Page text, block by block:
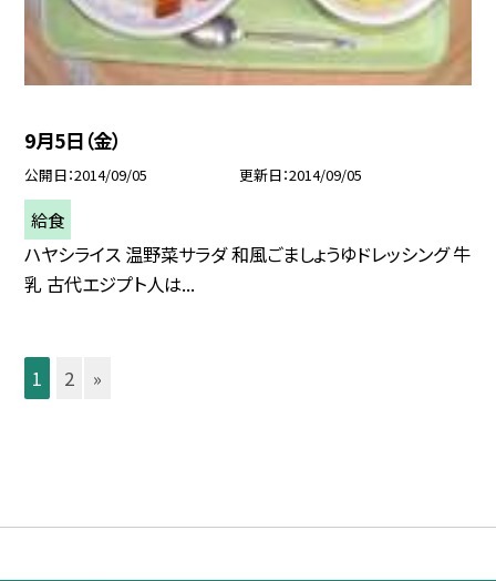
9月5日（金）
公開日 2014/09/05 更新日 2014/09/05
給食
ハヤシライス 温野菜サラダ 和風ごましょうゆドレッシング 牛
乳 古代エジプト人は...
1 2 »